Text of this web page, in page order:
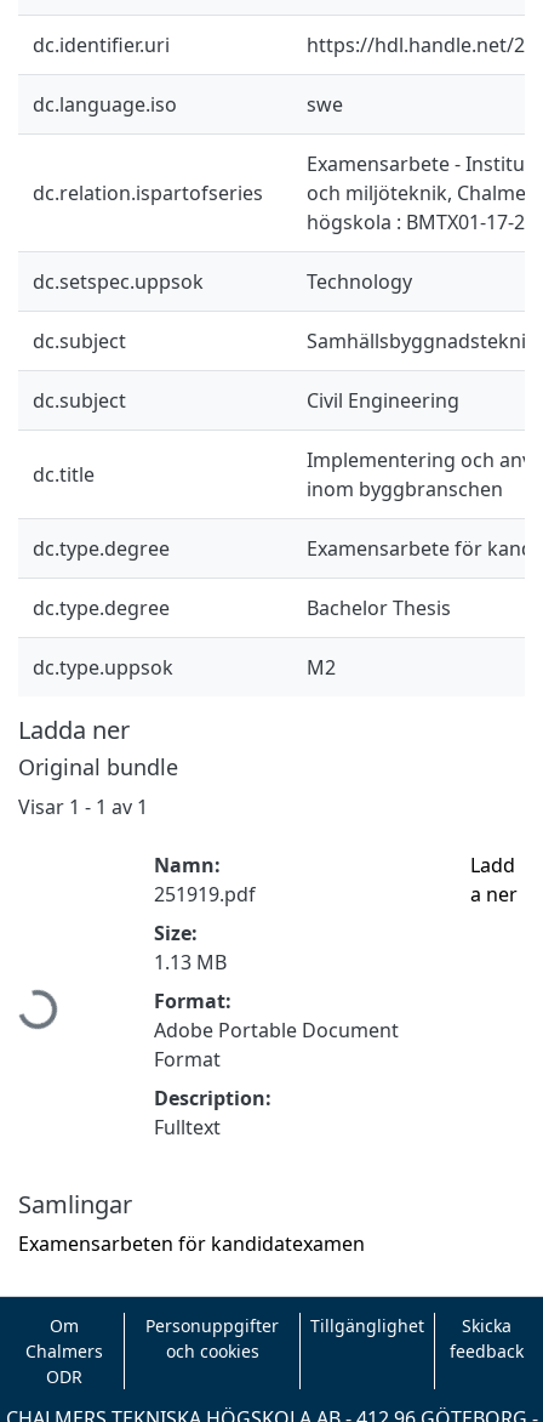
dc.identifier.uri https://hdl.handle.net/
dc.language.iso swe
dc.relation.ispartofseries
Examensarbete -
och miljöteknik,
högskola : BMTX01-17-20
dc.setspec.uppsok Technology
dc.subject Samhällsbyggnadsteknik
dc.subject Civil Engineering
dc.title
Implementering och
inom byggbranschen
dc.type.degree Examensarbete för
dc.type.degree Bachelor Thesis
dc.type.uppsok M2
Ladda ner
Original bundle
Visar 1 - 1 av 1
Hämtar...
Namn:
251919.pdf
Size:
1.13 MB
Format:
Adobe Portable Document
Format
Description:
Fulltext
Ladd
a ner
Samlingar
Examensarbeten för kandidatexamen
Om
Chalmers
ODR
Personuppgifter
och cookies
Tillgänglighet
Skicka
feedback